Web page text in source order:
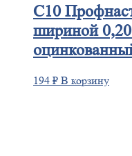
С10
шириной
194 ₽ В корзину